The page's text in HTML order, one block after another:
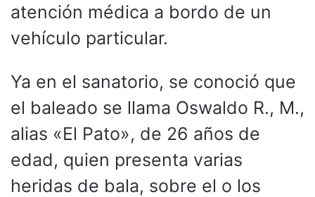
atención médica a bordo de un
vehículo particular.
Ya en el sanatorio, se conoció que
el baleado se llama Oswaldo R., M.,
alias «El Pato», de 26 años de
edad, quien presenta varias
heridas de bala, sobre el o los